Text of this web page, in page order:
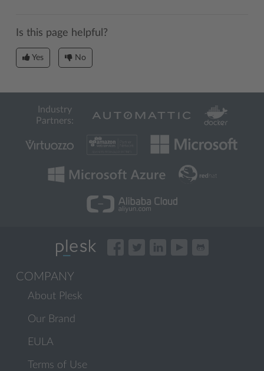
Is this page helpful?
Yes No
Industry
Partners:
COMPANY
About Plesk
Our Brand
EULA
Terms of Use